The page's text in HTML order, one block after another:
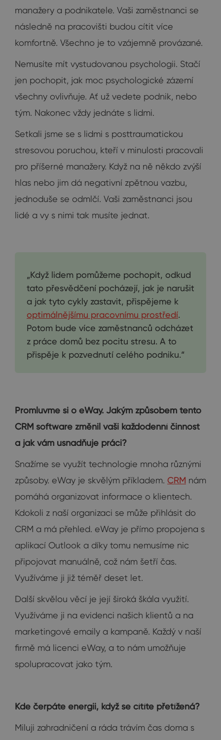
manažery a podnikatele. Vaši zaměstnanci se
následně na pracovišti budou cítit více
komfortně. Všechno je to vzájemně provázané.
Nemusíte mít vystudovanou psychologii. Stačí
jen pochopit, jak moc psychologické zázemí
všechny ovlivňuje. Ať už vedete podnik, nebo
tým. Nakonec vždy jednáte s lidmi.
Setkali jsme se s lidmi s posttraumatickou
stresovou poruchou, kteří v minulosti pracovali
pro příšerné manažery. Když na ně někdo zvýší
hlas nebo jim dá negativní zpětnou vazbu,
jednoduše se odmlčí. Vaši zaměstnanci jsou
lidé a vy s nimi tak musíte jednat.
„Když lidem pomůžeme pochopit, odkud
tato přesvědčení pocházejí, jak je narušit
a jak tyto cykly zastavit, přispějeme k
optimálnějšímu pracovnímu prostředí.
Potom bude více zaměstnanců odcházet
z práce domů bez pocitu stresu. A to
přispěje k pozvednutí celého podniku.“
Promluvme si o eWay. Jakým způsobem tento
CRM software změnil vaši každodenní činnost
a jak vám usnadňuje práci?
Snažíme se využít technologie mnoha různými
způsoby. eWay je skvělým příkladem. CRM nám
pomáhá organizovat informace o klientech.
Kdokoli z naší organizaci se může přihlásit do
CRM a má přehled. eWay je přímo propojena s
aplikací Outlook a díky tomu nemusíme nic
připojovat manuálně, což nám šetří čas.
Využíváme ji již téměř deset let.
Další skvělou věcí je její široká škála využití.
Využíváme ji na evidenci našich klientů a na
marketingové emaily a kampaně. Každý v naší
firmě má licenci eWay, a to nám umožňuje
spolupracovat jako tým.
Kde čerpáte energii, když se cítíte přetížená?
Miluji zahradničení a ráda trávím čas doma s